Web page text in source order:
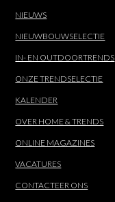
NIEUWS
NIEUWBOUWSELECTIE
IN- EN OUTDOORTRENDS
ONZE TRENDSELECTIE
KALENDER
OVER HOME & TRENDS
ONLINE MAGAZINES
VACATURES
CONTACTEER ONS